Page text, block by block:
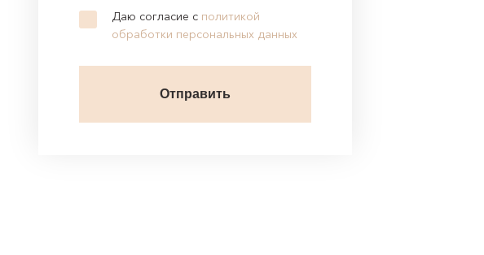
Даю согласие с политикой
обработки персональных данных